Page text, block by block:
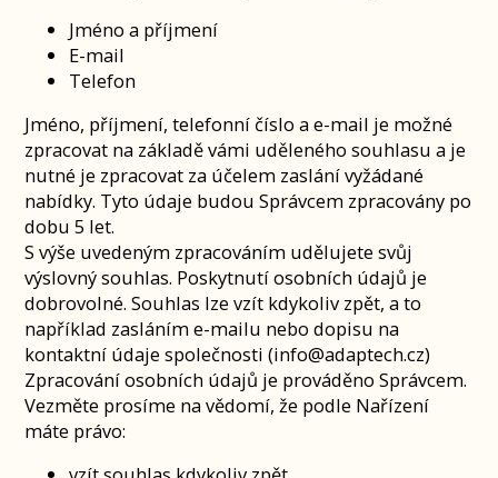
Jméno a příjmení
E-mail
Telefon
Jméno, příjmení, telefonní číslo a e-mail je možné
zpracovat na základě vámi uděleného souhlasu a je
nutné je zpracovat za účelem zaslání vyžádané
nabídky. Tyto údaje budou Správcem zpracovány po
dobu 5 let.
S výše uvedeným zpracováním udělujete svůj
výslovný souhlas. Poskytnutí osobních údajů je
dobrovolné. Souhlas lze vzít kdykoliv zpět, a to
například zasláním e-mailu nebo dopisu na
kontaktní údaje společnosti (info@adaptech.cz)
Zpracování osobních údajů je prováděno Správcem.
Vezměte prosíme na vědomí, že podle Nařízení
máte právo: